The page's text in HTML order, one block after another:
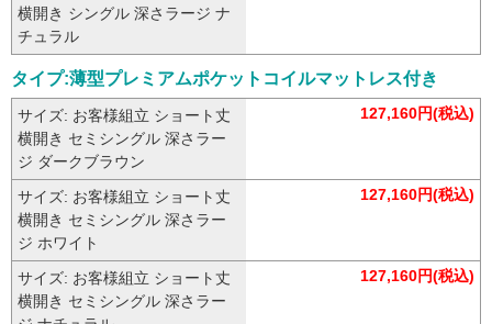
横開き シングル 深さラージ ナ
チュラル
タイプ:薄型プレミアムポケットコイルマットレス付き
サイズ: お客様組立 ショート丈
横開き セミシングル 深さラー
ジ ダークブラウン
127,160円(税込)
サイズ: お客様組立 ショート丈
横開き セミシングル 深さラー
ジ ホワイト
127,160円(税込)
サイズ: お客様組立 ショート丈
横開き セミシングル 深さラー
127,160円(税込)